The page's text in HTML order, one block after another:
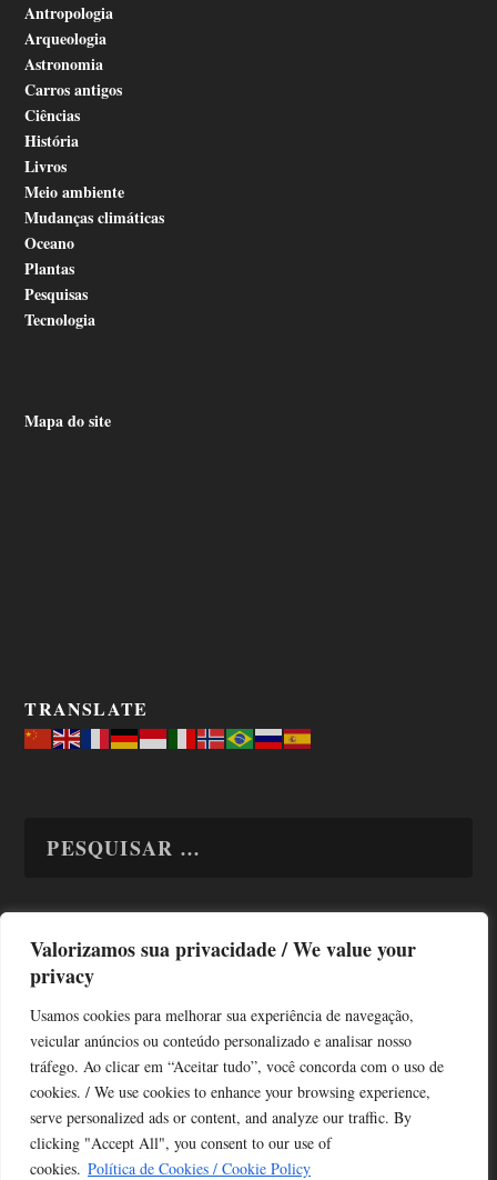
Valorizamos sua privacidade / We value your
privacy
Usamos cookies para melhorar sua experiência de navegação,
veicular anúncios ou conteúdo personalizado e analisar nosso
tráfego. Ao clicar em “Aceitar tudo”, você concorda com o uso de
cookies. / We use cookies to enhance your browsing experience,
serve personalized ads or content, and analyze our traffic. By
clicking "Accept All", you consent to our use of
cookies. Política de Cookies / Cookie Policy
Antropologia
Arqueologia
Astronomia
Carros antigos
Ciências
História
Livros
Meio ambiente
Mudanças climáticas
Oceano
Plantas
Pesquisas
Tecnologia
Mapa do site
TRANSLATE
TODAS OS ASSUNTOS
Copyright © Alô Tatuapé 2013 / 2026
Desenvolvido por ALOSP MKT DIGITAL